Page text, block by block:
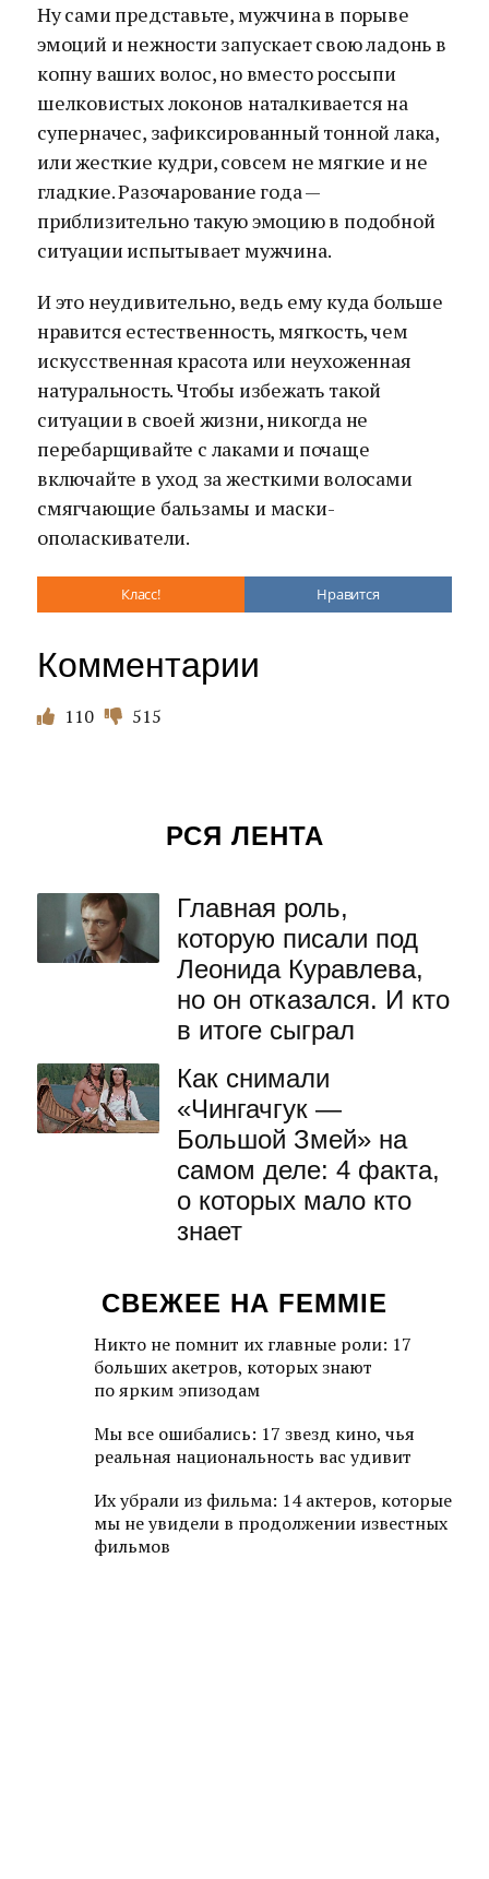
Ну сами представьте, мужчина в порыве
эмоций и нежности запускает свою ладонь в
копну ваших волос, но вместо россыпи
шелковистых локонов наталкивается на
суперначес, зафиксированный тонной лака,
или жесткие кудри, совсем не мягкие и не
гладкие. Разочарование года —
приблизительно такую эмоцию в подобной
ситуации испытывает мужчина.
И это неудивительно, ведь ему куда больше
нравится естественность, мягкость, чем
искусственная красота или неухоженная
натуральность. Чтобы избежать такой
ситуации в своей жизни, никогда не
перебарщивайте с лаками и почаще
включайте в уход за жесткими волосами
смягчающие бальзамы и маски-
ополаскиватели.
Класс! Нравится
Комментарии
110 515
РСЯ ЛЕНТА
Главная роль,
которую писали под
Леонида Куравлева,
но он отказался. И кто
в итоге сыграл
Как снимали
«Чингачгук —
Большой Змей» на
самом деле: 4 факта,
о которых мало кто
знает
СВЕЖЕЕ НА FEMMIE
Никто не помнит их главные роли: 17
больших акетров, которых знают
по ярким эпизодам
Мы все ошибались: 17 звезд кино, чья
реальная национальность вас удивит
Их убрали из фильма: 14 актеров, которые
мы не увидели в продолжении известных
фильмов